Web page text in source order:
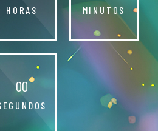
HORAS MINUTOS
00